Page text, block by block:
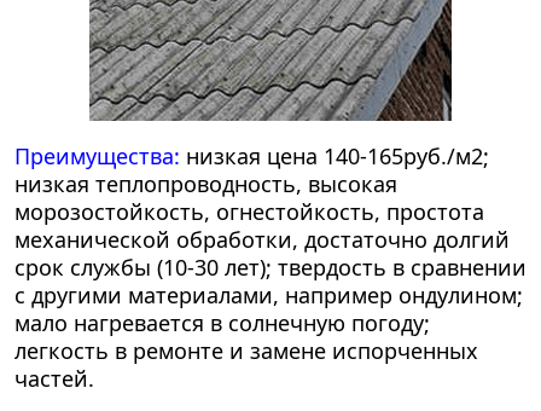
Преимущества: низкая цена 140-165руб./м2;
низкая теплопроводность, высокая
морозостойкость, огнестойкость, простота
механической обработки, достаточно долгий
срок службы (10-30 лет); твердость в сравнении
с другими материалами, например ондулином;
мало нагревается в солнечную погоду;
легкость в ремонте и замене испорченных
частей.